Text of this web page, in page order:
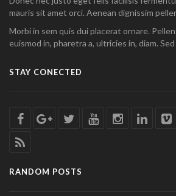
mauris sit amet orci. Aenean dignissim
Morbi in sem quis dui placerat ornare.
euismod in, pharetra a, ultricies in, diam. Sed
STAY CONECTED
RANDOM POSTS